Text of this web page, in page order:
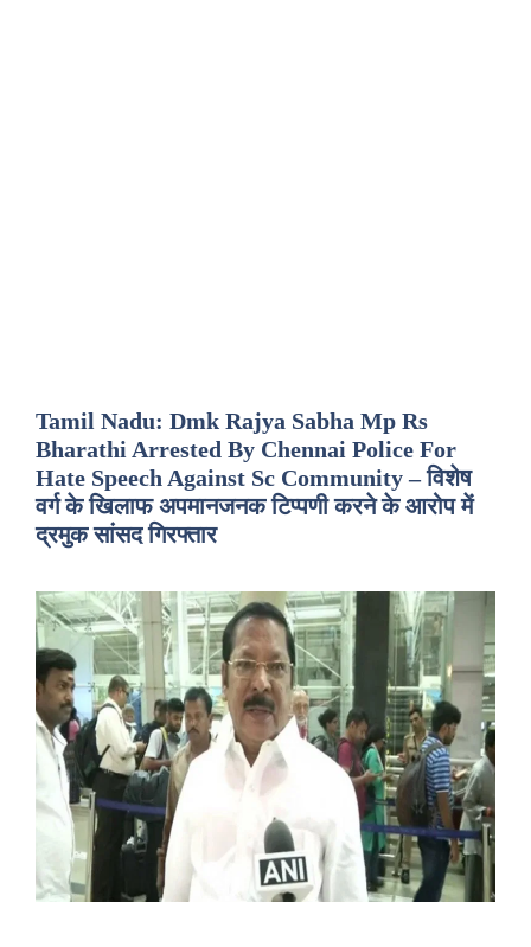
Tamil Nadu: Dmk Rajya Sabha Mp Rs
Bharathi Arrested By Chennai Police For
Hate Speech Against Sc Community – विशेष
वर्ग के खिलाफ अपमानजनक टिप्पणी करने के आरोप में
द्रमुक सांसद गिरफ्तार